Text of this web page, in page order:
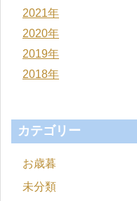
2021年
2020年
2019年
2018年
カテゴリー
お歳暮
未分類